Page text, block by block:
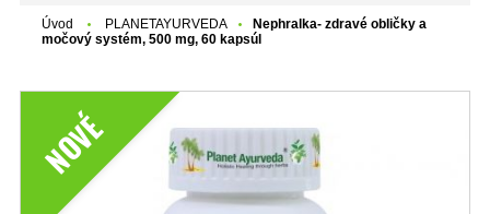
Úvod PLANETAYURVEDA
Nephralka- zdravé obličky a
močový systém, 500 mg, 60 kapsúl
NOVÉ